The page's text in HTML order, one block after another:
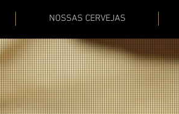
NOSSAS CERVEJAS